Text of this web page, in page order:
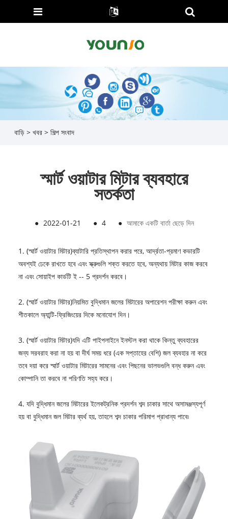
বাড়ি > খবর> শিল্প সংবাদ
স্মার্ট ওয়াটার মিটার ব্যবহারে
সতর্কতা
● 2022-01-21 ● 4 ● আমাকে একটি বার্তা ছেড়ে দিন
1. (স্মার্ট ওয়াটার মিটার)ব্যাটারি প্রতিস্থাপন করার পরে, আর্দ্রতা-প্রমাণ কভারটি
অবশ্যই ঢেকে রাখতে হবে এবং স্ক্রুগুলি শক্ত করতে হবে, অন্যথায় মিটার কাজ করবে
না এবং সোয়াইপ কার্ডটি ই -- 5 প্রদর্শন করবে।
2. (স্মার্ট ওয়াটার মিটার)নিয়মিত বুদ্ধিমান জলের মিটারের অপারেশন পরীক্ষা করুন এবং
শীতকালে অ্যান্টি-ফ্রিজিংয়ের দিকে মনোযোগ দিন।
3. (স্মার্ট ওয়াটার মিটার)যদি এটি পাইপলাইনে ইনস্টল করা থাকে কিন্তু ব্যবহারের
জন্য সরবরাহ করা না হয় বা দীর্ঘ সময় ধরে (এক সপ্তাহের বেশি) জল ব্যবহার না করে
তবে দয়া করে স্মার্ট ওয়াটার মিটারের সামনের এবং পিছনের ভালভগুলি বন্ধ করুন এবং
কোম্পানি তা করবে না পরিণতি সহ্য করে।
4. যদি বুদ্ধিমান জলের মিটারের ইলেকট্রনিক প্রদর্শন শব্দ চাকার সাথে অসামঞ্জস্যপূর্ণ
হয় বা বুদ্ধিমান জল মিটার ব্যর্থ হয়, তাহলে শব্দ চাকার পরিমাপ প্রাধান্য পাবে৷